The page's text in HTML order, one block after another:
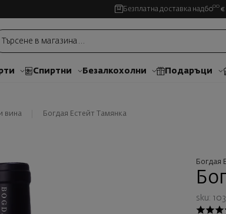
Безплатна доставка над6000 €
Спиртни Безалкохолни Подаръци
вина Богдая Естейт Тамянка
Богдая
sku: